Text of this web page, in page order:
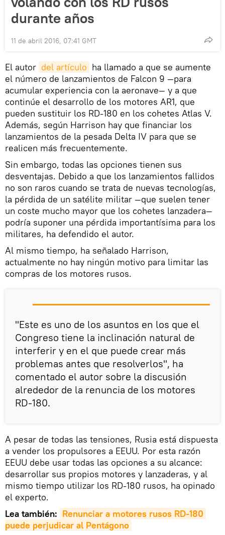
durante años
11 de abril 2016, 07:41 GMT
El autor del artículo ha llamado a que se aumente
el número de lanzamientos de Falcon 9 —para
acumular experiencia con la aeronave— y a que
continúe el desarrollo de los motores AR1, que
pueden sustituir los RD-180 en los cohetes Atlas V.
Además, según Harrison hay que financiar los
lanzamientos de la pesada Delta IV para que se
realicen más frecuentemente.
Sin embargo, todas las opciones tienen sus
desventajas. Debido a que los lanzamientos fallidos
no son raros cuando se trata de nuevas tecnologías,
la pérdida de un satélite militar —que suelen tener
un coste mucho mayor que los cohetes lanzadera—
podría suponer una pérdida importantísima para los
militares, ha defendido el autor.
Al mismo tiempo, ha señalado Harrison,
actualmente no hay ningún motivo para limitar las
compras de los motores rusos.
"Este es uno de los asuntos en los que el
Congreso tiene la inclinación natural de
interferir y en el que puede crear más
problemas antes que resolverlos", ha
comentado el autor sobre la discusión
alrededor de la renuncia de los motores
RD-180.
A pesar de todas las tensiones, Rusia está dispuesta
a vender los propulsores a EEUU. Por esta razón
EEUU debe usar todas las opciones a su alcance:
desarrollar sus propios motores y lanzaderas, y al
mismo tiempo utilizar los RD-180 rusos, ha opinado
el experto.
Lea también: Renunciar a motores rusos RD-180
puede perjudicar al Pentágono